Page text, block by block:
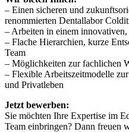
– Einen sicheren und
renommierten Dentallabor
– Arbeiten in einem
– Flache Hierarchien, kurze
Team
– Möglichkeiten zur fachlichen
– Flexible Arbeitszeitmodelle
und Privatleben
Jetzt bewerben:
Sie möchten Ihre Expertise im
Team einbringen? Dann freuen